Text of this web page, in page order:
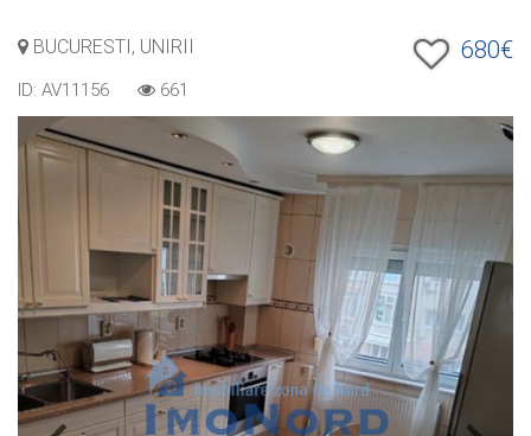
BUCURESTI, UNIRII 680€
ID: AV11156 661